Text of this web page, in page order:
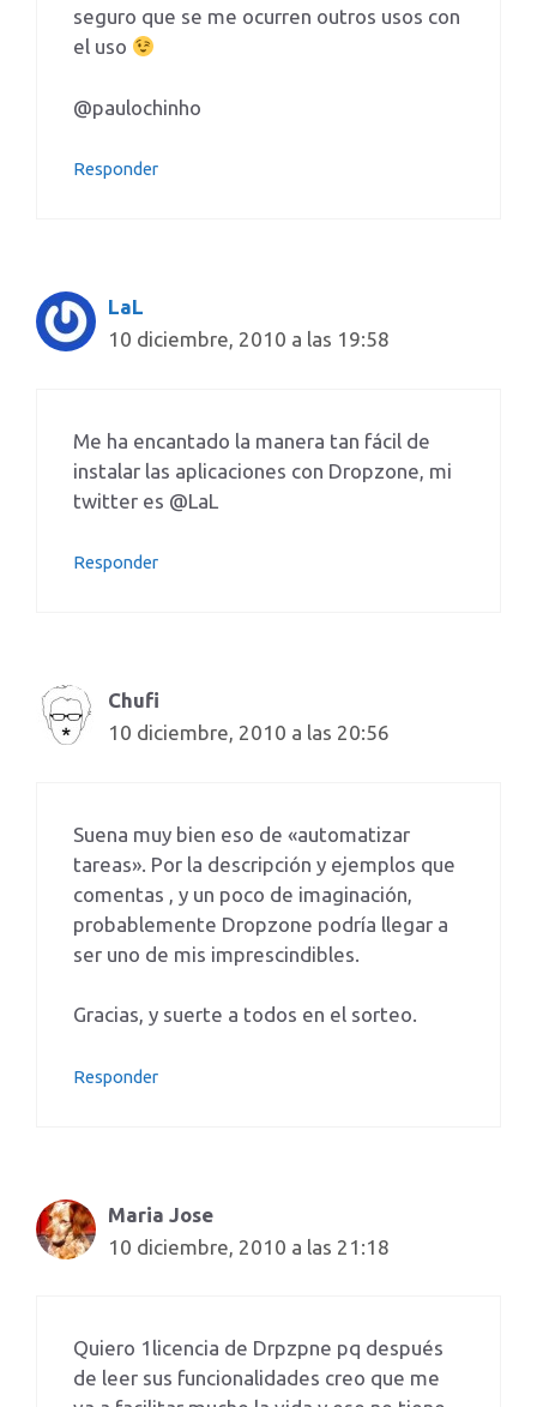
seguro que se me ocurren outros usos con
el uso
@paulochinho
Responder
LaL
10 diciembre, 2010 a las 19:58
Me ha encantado la manera tan fácil de
instalar las aplicaciones con Dropzone, mi
twitter es @LaL
Responder
Chufi
10 diciembre, 2010 a las 20:56
Suena muy bien eso de «automatizar
tareas». Por la descripción y ejemplos que
comentas , y un poco de imaginación,
probablemente Dropzone podría llegar a
ser uno de mis imprescindibles.
Gracias, y suerte a todos en el sorteo.
Responder
Maria Jose
10 diciembre, 2010 a las 21:18
Quiero 1licencia de Drpzpne pq después
de leer sus funcionalidades creo que me